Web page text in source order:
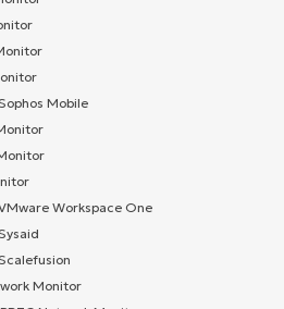
Mobile
Workspace One
Monitor